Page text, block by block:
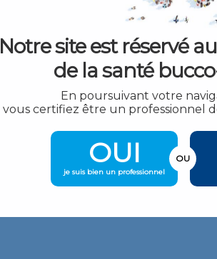
Notre site est réservé
de la santé
En poursuivant votre
vous certifiez être un professionnel
OUI
je suis bien un professionnel
OU